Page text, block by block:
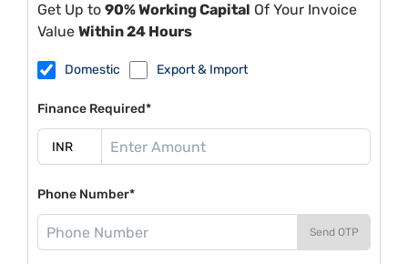
Get Up to 90% Working Capital Of Your Invoice
Value Within 24 Hours
Domestic Export & Import
Finance Required*
Phone Number*
Send OTP